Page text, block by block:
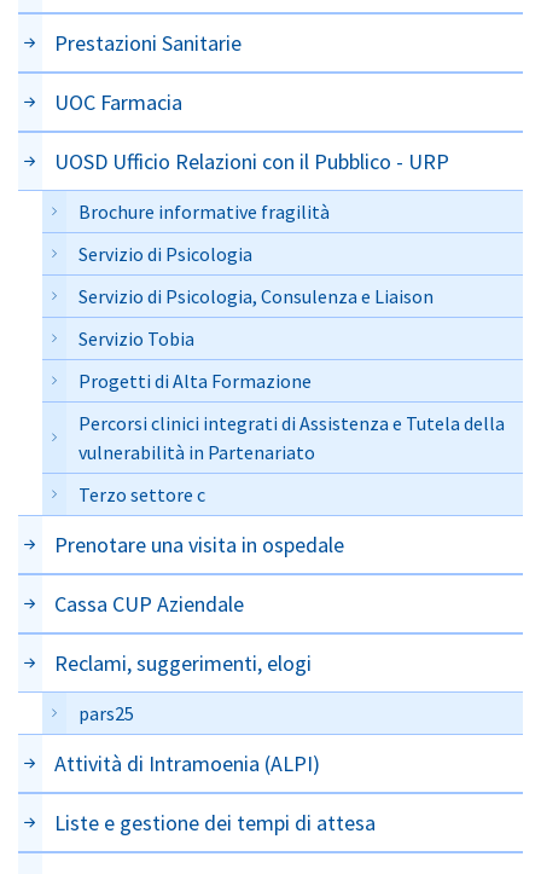
Prestazioni Sanitarie
UOC Farmacia
UOSD Ufficio Relazioni con il Pubblico - URP
Brochure informative fragilità
Servizio di Psicologia
Servizio di Psicologia, Consulenza e Liaison
Servizio Tobia
Progetti di Alta Formazione
Percorsi clinici integrati di Assistenza e Tutela della
vulnerabilità in Partenariato
Terzo settore c
Prenotare una visita in ospedale
Cassa CUP Aziendale
Reclami, suggerimenti, elogi
pars25
Attività di Intramoenia (ALPI)
Liste e gestione dei tempi di attesa